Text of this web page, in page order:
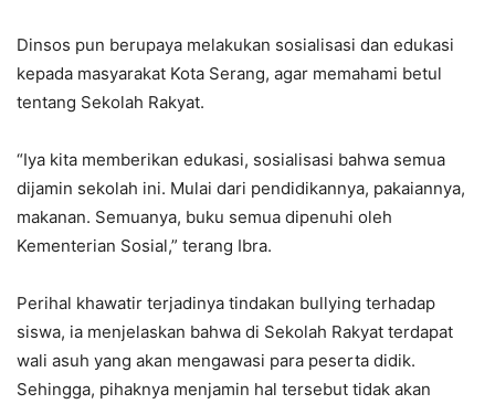
Dinsos pun berupaya melakukan sosialisasi dan edukasi
kepada masyarakat Kota Serang, agar memahami betul
tentang Sekolah Rakyat.
“Iya kita memberikan edukasi, sosialisasi bahwa semua
dijamin sekolah ini. Mulai dari pendidikannya, pakaiannya,
makanan. Semuanya, buku semua dipenuhi oleh
Kementerian Sosial,” terang Ibra.
Perihal khawatir terjadinya tindakan bullying terhadap
siswa, ia menjelaskan bahwa di Sekolah Rakyat terdapat
wali asuh yang akan mengawasi para peserta didik.
Sehingga, pihaknya menjamin hal tersebut tidak akan